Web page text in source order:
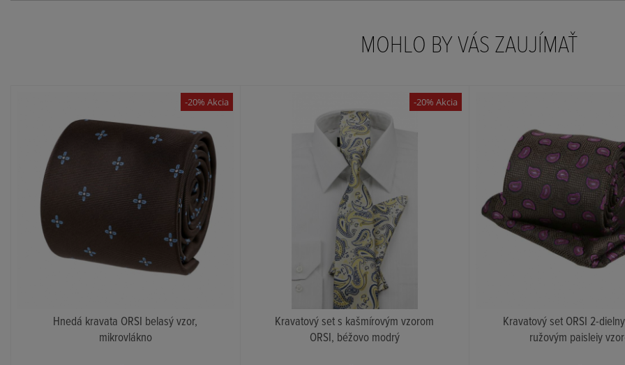
MOHLO BY VÁS ZAUJÍMAŤ
KÚPIŤ
Hnedá kravata ORSI belasý vzor,
mikrovlákno
-20% Akcia
KÚPIŤ
Kravatový set s kašmírovým vzorom
ORSI, béžovo modrý
-20% Akcia
KÚPIŤ
Kravatový set ORSI 2-
ružovým paisleiy